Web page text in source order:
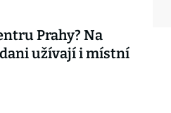
Prahy? Na
užívají i místní